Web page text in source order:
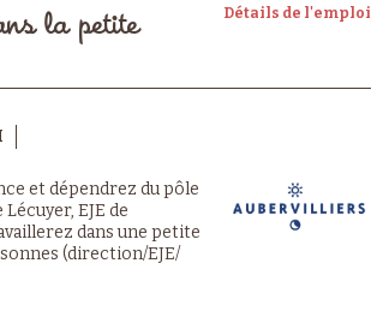
Détails de l'emploi
la petite
et dépendrez du pôle
EJE de
dans une petite
(direction/EJE/